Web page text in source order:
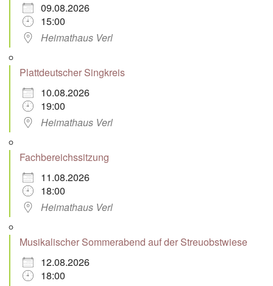
09.08.2026
15:00
Heimathaus Verl
Plattdeutscher Singkreis
10.08.2026
19:00
Heimathaus Verl
Fachbereichssitzung
11.08.2026
18:00
Heimathaus Verl
Musikalischer Sommerabend auf der Streuobstwiese
12.08.2026
18:00